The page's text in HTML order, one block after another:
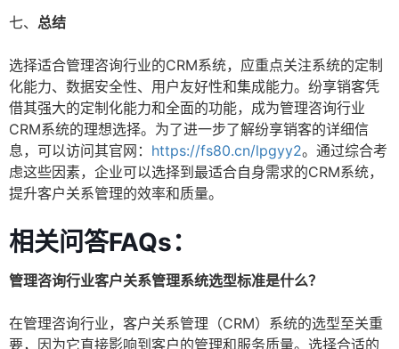
七、 总结
选择适合管理咨询行业的CRM系统，应重点关注系统的定制
化能力、数据安全性、用户友好性和集成能力。纷享销客凭
借其强大的定制化能力和全面的功能，成为管理咨询行业
CRM系统的理想选择。为了进一步了解纷享销客的详细信
息，可以访问其官网： https://fs80.cn/lpgyy2。通过综合考
虑这些因素，企业可以选择到最适合自身需求的CRM系统，
提升客户关系管理的效率和质量。
相关问答FAQs：
管理咨询行业客户关系管理系统选型标准是什么？
在管理咨询行业，客户关系管理（CRM）系统的选型至关重
要，因为它直接影响到客户的管理和服务质量。选择合适的